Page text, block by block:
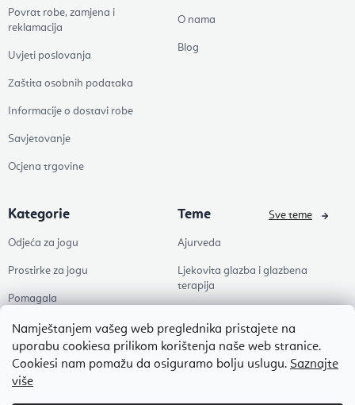
Namještanjem vašeg web preglednika pristajete na
uporabu cookiesa prilikom korištenja naše web stranice.
Cookiesi nam pomažu da osiguramo bolju uslugu. Saznajte
više
Povrat robe, zamjena i
reklamacija
Uvjeti poslovanja
Zaštita osobnih podataka
Informacije o dostavi robe
Savjetovanje
Ocjena trgovine
O nama
Blog
Kategorie
Odjeća za jogu
Prostirke za jogu
Pomagala
Zdravlje
Dodaci
Popusti
Teme
Ajurveda
Ljekovita glazba i glazbena
terapija
Pilates
Zen
Sve teme